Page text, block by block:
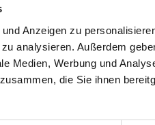
Anzeigen zu
analysieren. Außerdem
Medien, Werbung und
die Sie ihnen